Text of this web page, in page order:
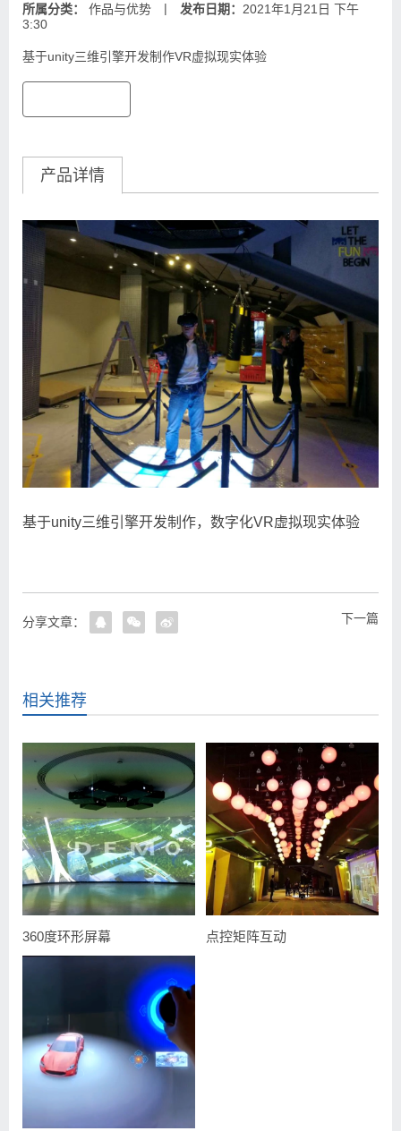
所属分类： 作品与优势 | 发布日期： 2021年1月21日 下午
3:30
基于unity三维引擎开发制作VR虚拟现实体验
产品详情
基于unity三维引擎开发制作，数字化VR虚拟现实体验
下一篇
分享文章：
相关推荐
360度环形屏幕 点控矩阵互动